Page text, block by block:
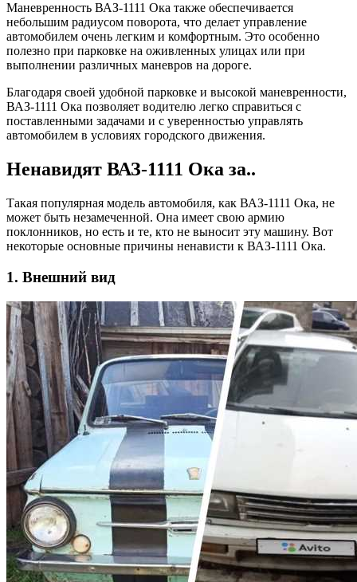
Маневренность ВАЗ-1111 Ока также обеспечивается
небольшим радиусом поворота, что делает управление
автомобилем очень легким и комфортным. Это особенно
полезно при парковке на оживленных улицах или при
выполнении различных маневров на дороге.
Благодаря своей удобной парковке и высокой маневренности,
ВАЗ-1111 Ока позволяет водителю легко справиться с
поставленными задачами и с уверенностью управлять
автомобилем в условиях городского движения.
Ненавидят ВАЗ-1111 Ока за..
Такая популярная модель автомобиля, как ВАЗ-1111 Ока, не
может быть незамеченной. Она имеет свою армию
поклонников, но есть и те, кто не выносит эту машину. Вот
некоторые основные причины ненависти к ВАЗ-1111 Ока.
1. Внешний вид